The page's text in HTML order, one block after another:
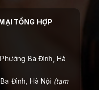
TỔNG HỢP
Ba Đình, Hà
Đình, Hà Nội (tạm